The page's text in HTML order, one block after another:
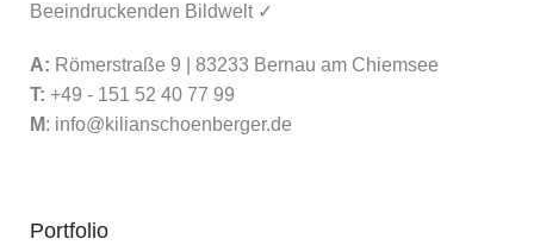
Beeindruckenden Bildwelt ✓
A: Römerstraße 9 | 83233 Bernau am Chiemsee
T: +49 - 151 52 40 77 99
M: info@kilianschoenberger.de
Portfolio